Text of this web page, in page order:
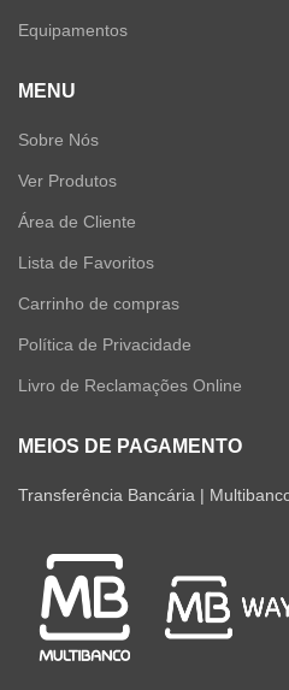
Equipamentos
MENU
Sobre Nós
Ver Produtos
Área de Cliente
Lista de Favoritos
Carrinho de compras
Política de Privacidade
Livro de Reclamações Online
MEIOS DE PAGAMENTO
Transferência Bancária |